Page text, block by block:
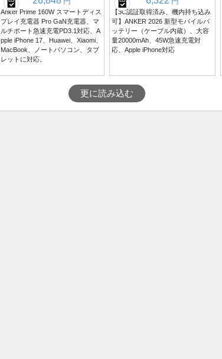
Anker Prime 160W スマートディス
プレイ充電器 Pro GaN充電器、マ
ルチポート急速充電PD3.1対応、A
pple iPhone 17、Huawei、Xiaomi、
MacBook、ノートパソコン、タブ
レットに対応。
【3C認証取得済み、機内持ち込み
可】ANKER 2026 新型モバイルバ
ッテリー（ケーブル内蔵）、大容
量20000mAh、45W急速充電対
応、Apple iPhone対応
更に読み込む